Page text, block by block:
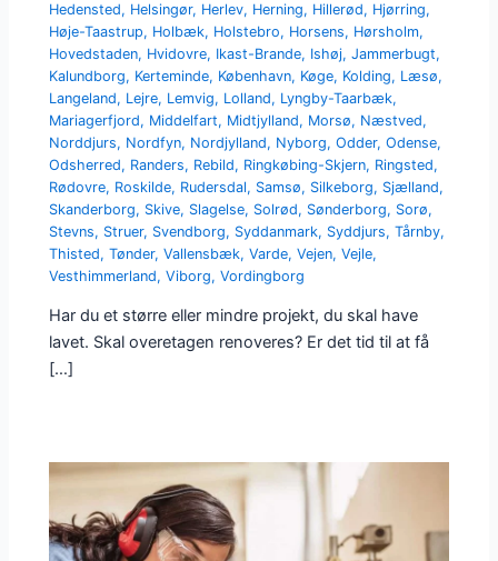
Hedensted, Helsingør, Herlev, Herning, Hillerød, Hjørring,
Høje-Taastrup, Holbæk, Holstebro, Horsens, Hørsholm,
Hovedstaden, Hvidovre, Ikast-Brande, Ishøj,Jammerbugt,
Kalundborg, Kerteminde, København, Køge, Kolding, Læsø,
Langeland, Lejre, Lemvig, Lolland, Lyngby-Taarbæk,
Mariagerfjord, Middelfart, Midtjylland, Morsø, Næstved,
Norddjurs, Nordfyn, Nordjylland, Nyborg,Odder,Odense,
Odsherred, Randers, Rebild, Ringkøbing-Skjern, Ringsted,
Rødovre, Roskilde, Rudersdal, Samsø, Silkeborg, Sjælland,
Skanderborg, Skive, Slagelse, Solrød, Sønderborg, Sorø,
Stevns, Struer, Svendborg, Syddanmark, Syddjurs,Tårnby,
Thisted,Tønder,Vallensbæk,Varde,Vejen,Vejle,
Vesthimmerland,Viborg,Vordingborg
Har du et større eller mindre projekt, du skal have
lavet. Skal overetagen renoveres? Er det tid til at få
[…]